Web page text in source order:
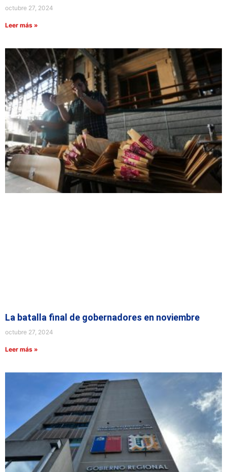
octubre 27, 2024
Leer más »
La batalla final de gobernadores en noviembre
octubre 27, 2024
Leer más »